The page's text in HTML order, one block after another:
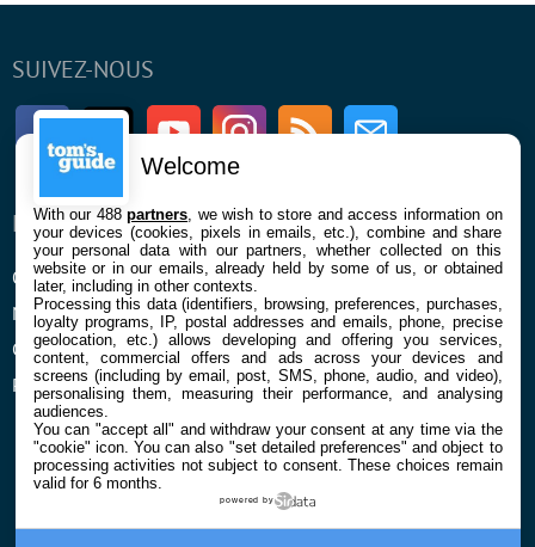
SUIVEZ-NOUS
FacebookTwitter Youtube InstagramRSS Newsletter
ENTREPRISE
Qui sommes nous
Mentions légales et CGU
Confidentialité et Cookies
Préférences cookies
À PROPOS
La rédaction
Contact
Welcome
With our 488partners , we wish to store and access information on
your devices (cookies, pixels in emails, etc.), combine and share
your personal data with our partners, whether collected on this
website or in our emails, already held by some of us, or obtained
later, including in other contexts.
Processing this data (identifiers, browsing, preferences, purchases,
loyalty programs, IP, postal addresses and emails, phone, precise
geolocation, etc.) allows developing and offering you services,
content, commercial offers and ads across your devices and
screens (including by email, post, SMS, phone, audio, and video),
personalising them, measuring their performance, and analysing
audiences.
You can "accept all" and withdraw your consent at any time via the
"cookie" icon. You can also "set detailed preferences" and object to
processing activities not subject to consent. These choices remain
valid for 6 months.
powered by